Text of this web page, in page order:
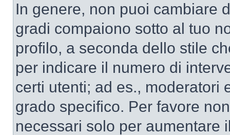
In genere, non puoi cambiare
gradi compaiono sotto al tuo
profilo, a seconda dello stile
per indicare il numero di
certi utenti; ad es., moderatori
grado specifico. Per favore
necessari solo per aumentare